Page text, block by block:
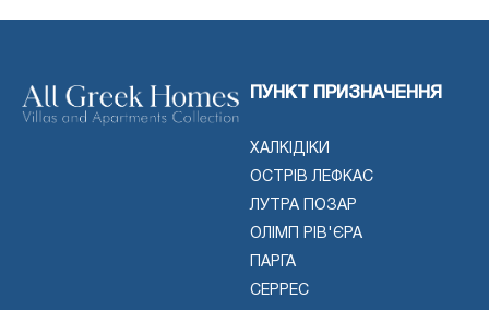
ПУНКТ ПРИЗНАЧЕННЯ
ХАЛКІДІКИ
ОСТРІВ ЛЕФКАС
ЛУТРА ПОЗАР
ОЛІМП РІВ'ЄРА
ПАРГА
СЕРРЕС